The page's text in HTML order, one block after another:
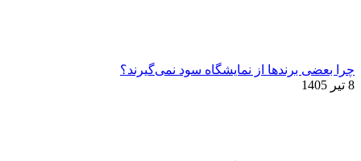
چرا بعضی برندها از نمایشگاه سود نمی‌گیرند؟
8 تیر 1405